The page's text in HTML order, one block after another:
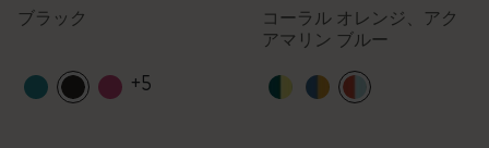
ブラック
+5
コーラル オレンジ、アク
アマリン ブルー